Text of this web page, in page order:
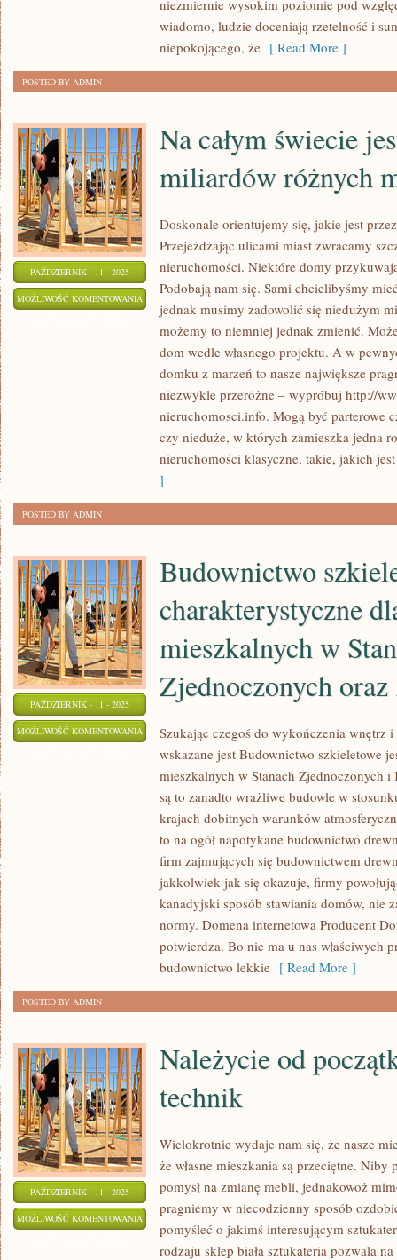
UMEBLOWAĆ
WŁASNE
MIEJSCE
ZAMIESZKANIA
niezmiernie wysokim poziomie pod
wiadomo, ludzie doceniają rzetelność i
niepokojącego, że [ Read More ]
POSTED BY ADMIN
PAŹDZIERNIK - 11 - 2025
MOŻLIWOŚĆ KOMENTOWANIA
CAŁYM
MIESZKAŃ
Na całym świecie
miliardów różnych
Doskonale orientujemy się, jakie jest
Przejeżdżając ulicami miast zwracamy
nieruchomości. Niektóre domy
Podobają nam się. Sami chcielibyśmy
jednak musimy zadowolić się niedużym
możemy to niemniej jednak zmienić.
dom wedle własnego projektu. A w
domku z marzeń to nasze największe
niezwykle przeróżne – wypróbuj http://
nieruchomosci.info. Mogą być parterowe
czy nieduże, w których zamieszka jedna
nieruchomości klasyczne, takie, jakich
]
POSTED BY ADMIN
PAŹDZIERNIK - 11 - 2025
MOŻLIWOŚĆ KOMENTOWANIA BUDOWNICTWO
SZKIELETOWE
JEST
CHARAKTERYSTYCZNE
GNIAZDEK
MIESZKALNYCH
STANACH
ZJEDNOCZONYCH
ORAZ
KANADZIE
Budownictwo
charakterystyczne
mieszkalnych w
Zjednoczonych
Szukając czegoś do wykończenia wnętrz
wskazane jest Budownictwo szkieletowe
mieszkalnych w Stanach Zjednoczonych i
są to zanadto wrażliwe budowle w
krajach dobitnych warunków
to na ogół napotykane budownictwo
firm zajmujących się budownictwem
jakkolwiek jak się okazuje, firmy
kanadyjski sposób stawiania domów, nie
normy. Domena internetowa Producent
potwierdza. Bo nie ma u nas właściwych
budownictwo lekkie [ Read More ]
POSTED BY ADMIN
PAŹDZIERNIK - 11 - 2025
MOŻLIWOŚĆ KOMENTOWANIA NALEŻYCIE
Należycie od
technik
Wielokrotnie wydaje nam się, że nasze
że własne mieszkania są przeciętne. Niby
pomysł na zmianę mebli, jednakowoż
pragniemy w niecodzienny sposób
pomyśleć o jakimś interesującym
rodzaju sklep biała sztukateria pozwala